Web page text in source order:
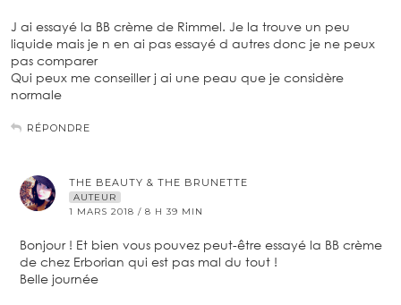
J ai essayé la BB crème de Rimmel. Je la trouve un peu
liquide mais je n en ai pas essayé d autres donc je ne peux
pas comparer
Qui peux me conseiller j ai une peau que je considère
normale
RÉPONDRE
THE BEAUTY & THE BRUNETTE
AUTEUR
1 MARS 2018 / 8 H 39 MIN
Bonjour ! Et bien vous pouvez peut-être essayé la BB crème
de chez Erborian qui est pas mal du tout !
Belle journée